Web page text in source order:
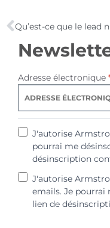
Adresse électronique
J'autorise
pourrai me
désinscription
J'autorise
emails. Je pourrai
lien de